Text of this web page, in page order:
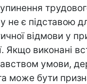
не є підставою
відмови у
Якщо виконані
умови,
може бути